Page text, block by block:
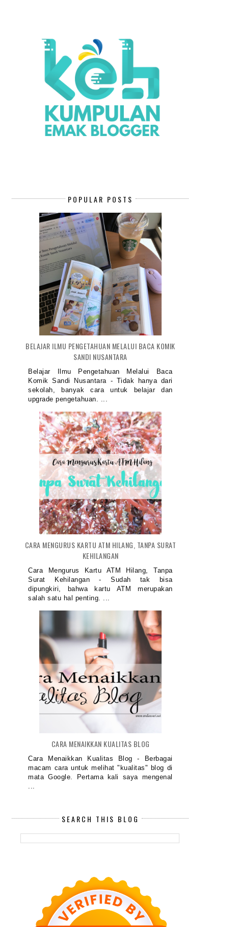
POPULAR POSTS
BELAJAR ILMU PENGETAHUAN MELALUI BACA KOMIK
SANDI NUSANTARA
Belajar Ilmu Pengetahuan Melalui Baca
Komik Sandi Nusantara - Tidak hanya dari
sekolah, banyak cara untuk belajar dan
upgrade pengetahuan. ...
CARA MENGURUS KARTU ATM HILANG, TANPA SURAT
KEHILANGAN
Cara Mengurus Kartu ATM Hilang, Tanpa
Surat Kehilangan - Sudah tak bisa
dipungkiri, bahwa kartu ATM merupakan
salah satu hal penting. ...
CARA MENAIKKAN KUALITAS BLOG
Cara Menaikkan Kualitas Blog - Berbagai
macam cara untuk melihat "kualitas" blog di
mata Google. Pertama kali saya mengenal
...
SEARCH THIS BLOG